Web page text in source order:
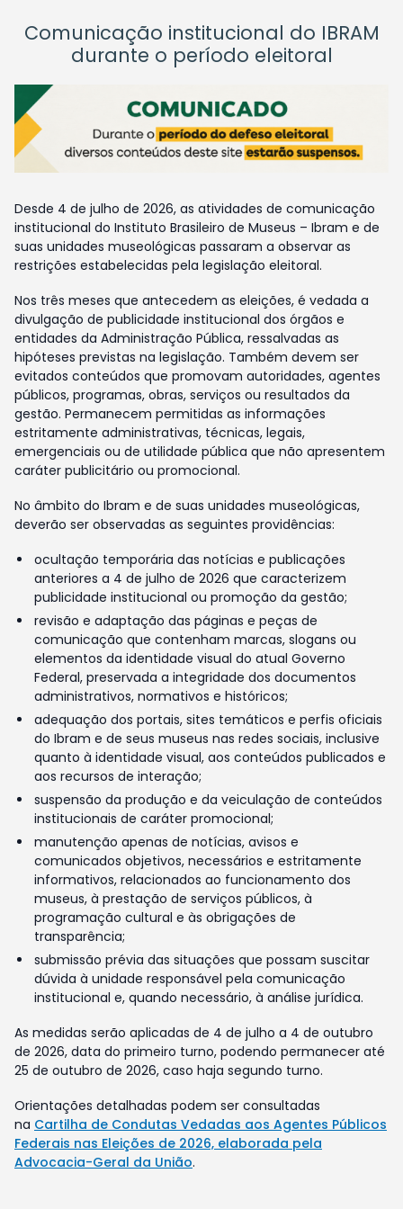
Comunicação institucional do IBRAM
durante o período eleitoral
Desde 4 de julho de 2026, as atividades de comunicação
institucional do Instituto Brasileiro de Museus – Ibram e de
suas unidades museológicas passaram a observar as
restrições estabelecidas pela legislação eleitoral.
Nos três meses que antecedem as eleições, é vedada a
divulgação de publicidade institucional dos órgãos e
entidades da Administração Pública, ressalvadas as
hipóteses previstas na legislação. Também devem ser
evitados conteúdos que promovam autoridades, agentes
públicos, programas, obras, serviços ou resultados da
gestão. Permanecem permitidas as informações
estritamente administrativas, técnicas, legais,
emergenciais ou de utilidade pública que não apresentem
caráter publicitário ou promocional.
No âmbito do Ibram e de suas unidades museológicas,
deverão ser observadas as seguintes providências:
ocultação temporária das notícias e publicações
anteriores a 4 de julho de 2026 que caracterizem
publicidade institucional ou promoção da gestão;
revisão e adaptação das páginas e peças de
comunicação que contenham marcas, slogans ou
elementos da identidade visual do atual Governo
Federal, preservada a integridade dos documentos
administrativos, normativos e históricos;
adequação dos portais, sites temáticos e perfis oficiais
do Ibram e de seus museus nas redes sociais, inclusive
quanto à identidade visual, aos conteúdos publicados e
aos recursos de interação;
suspensão da produção e da veiculação de conteúdos
institucionais de caráter promocional;
manutenção apenas de notícias, avisos e
comunicados objetivos, necessários e estritamente
informativos, relacionados ao funcionamento dos
museus, à prestação de serviços públicos, à
programação cultural e às obrigações de
transparência;
submissão prévia das situações que possam suscitar
dúvida à unidade responsável pela comunicação
institucional e, quando necessário, à análise jurídica.
As medidas serão aplicadas de 4 de julho a 4 de outubro
de 2026, data do primeiro turno, podendo permanecer até
25 de outubro de 2026, caso haja segundo turno.
Orientações detalhadas podem ser consultadas
na Cartilha de Condutas Vedadas aos Agentes Públicos
Federais nas Eleições de 2026, elaborada pela
Advocacia-Geral da União.